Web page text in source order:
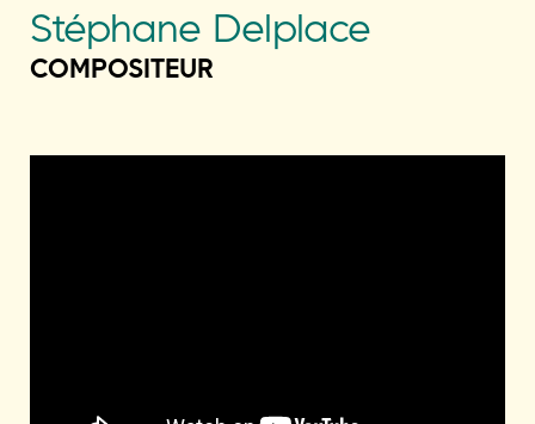
Stéphane Delplace
COMPOSITEUR